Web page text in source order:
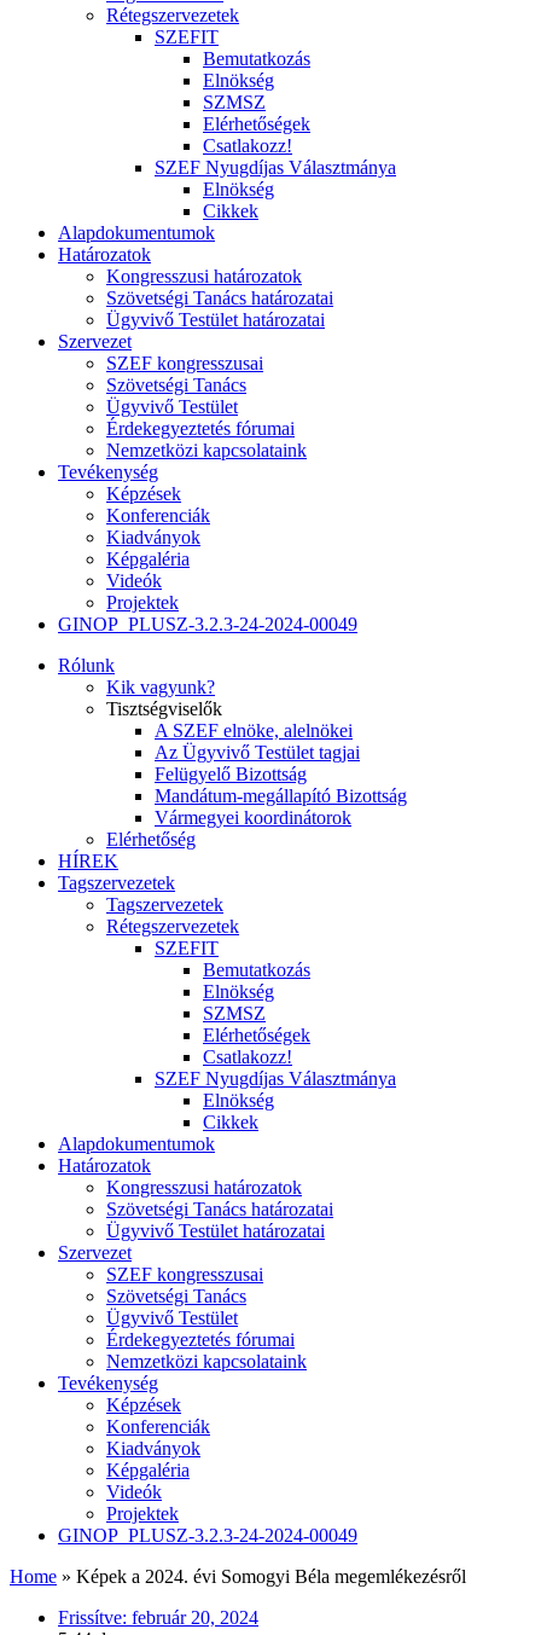
Rétegszervezetek
SZEFIT
Bemutatkozás
Elnökség
SZMSZ
Elérhetőségek
Csatlakozz!
SZEF Nyugdíjas Választmánya
Elnökség
Cikkek
Alapdokumentumok
Határozatok
Kongresszusi határozatok
Szövetségi Tanács határozatai
Ügyvivő Testület határozatai
Szervezet
SZEF kongresszusai
Szövetségi Tanács
Ügyvivő Testület
Érdekegyeztetés fórumai
Nemzetközi kapcsolataink
Tevékenység
Képzések
Konferenciák
Kiadványok
Képgaléria
Videók
Projektek
GINOP_PLUSZ-3.2.3-24-2024-00049
Rólunk
Kik vagyunk?
Tisztségviselők
A SZEF elnöke, alelnökei
Az Ügyvivő Testület tagjai
Felügyelő Bizottság
Mandátum-megállapító Bizottság
Vármegyei koordinátorok
Elérhetőség
HÍREK
Tagszervezetek
Tagszervezetek
Rétegszervezetek
SZEFIT
Bemutatkozás
Elnökség
SZMSZ
Elérhetőségek
Csatlakozz!
SZEF Nyugdíjas Választmánya
Elnökség
Cikkek
Alapdokumentumok
Határozatok
Kongresszusi határozatok
Szövetségi Tanács határozatai
Ügyvivő Testület határozatai
Szervezet
SZEF kongresszusai
Szövetségi Tanács
Ügyvivő Testület
Érdekegyeztetés fórumai
Nemzetközi kapcsolataink
Tevékenység
Képzések
Konferenciák
Kiadványok
Képgaléria
Videók
Projektek
GINOP_PLUSZ-3.2.3-24-2024-00049
Home » Képek a 2024. évi Somogyi Béla megemlékezésről
Frissítve: február 20, 2024